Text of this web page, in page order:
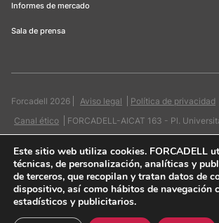
Informes de mercado
Sala de prensa
Forcadell 2026 Aviso legal Política de privacidad
Canal ético
FORCADELL-AICAT 163 - Pl.
Quiero contactar
Este sitio web utiliza cookies. FORCADELL
técnicas, de personalización, analíticas y
de terceros, que recopilan y tratan datos de
dispositivo, así como hábitos de navegación
estadísticos y publicitarios.